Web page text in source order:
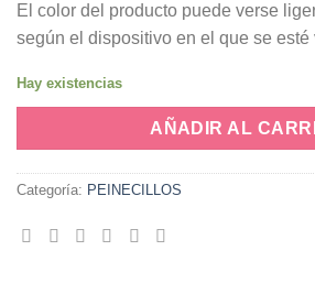
El color del producto puede verse
según el dispositivo en el que se
Hay existencias
AÑADIR AL
Categoría: PEINECILLOS